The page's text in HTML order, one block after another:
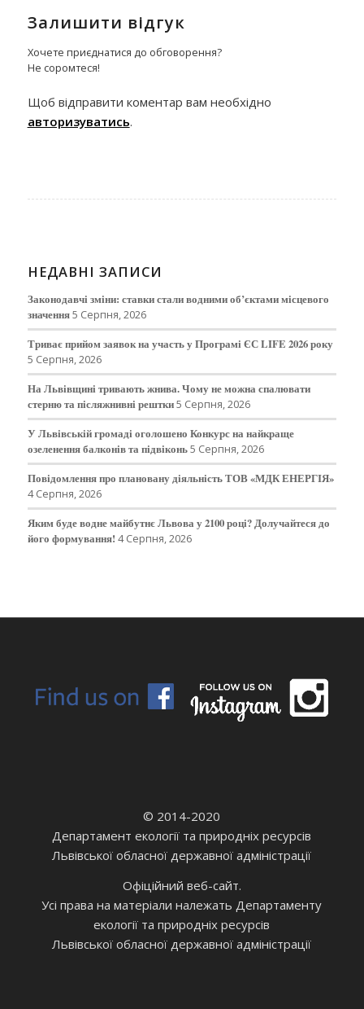
Залишити відгук
Хочете приєднатися до обговорення?
Не соромтеся!
Щоб відправити коментар вам необхідно
авторизуватись.
НЕДАВНІ ЗАПИСИ
Законодавчі зміни: ставки стали водними об’єктами місцевого
значення5 Серпня, 2026
Триває прийом заявок на участь у Програмі ЄС LIFE 2026 року
5 Серпня, 2026
На Львівщині тривають жнива. Чому не можна спалювати
стерню та післяжнивні рештки5 Серпня, 2026
У Львівській громаді оголошено Конкурс на найкраще
озеленення балконів та підвіконь5 Серпня, 2026
Повідомлення про плановану діяльність ТОВ «МДК ЕНЕРГІЯ»
4 Серпня, 2026
Яким буде водне майбутнє Львова у 2100 році? Долучайтеся до
його формування! 4 Серпня, 2026
© 2014-2020
Департамент екології та природніх ресурсів
Львівської обласної державної адміністрації
Офіційний веб-сайт.
Усі права на матеріали належать Департаменту
екології та природніх ресурсів
Львівської обласної державної адміністрації